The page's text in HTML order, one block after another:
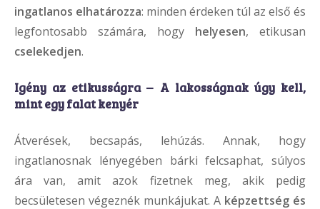
ingatlanos elhatározza: minden érdeken túl az első és
legfontosabb számára, hogy helyesen, etikusan
cselekedjen.
Igény az etikusságra – A lakosságnak úgy kell,
mint egy falat kenyér
Átverések, becsapás, lehúzás. Annak, hogy
ingatlanosnak lényegében bárki felcsaphat, súlyos
ára van, amit azok fizetnek meg, akik pedig
becsületesen végeznék munkájukat. A képzettség és